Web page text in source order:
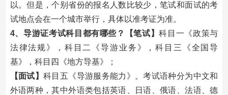
以。但是，个别省份的报名人数比较少，笔试和面试的考
试地点会在一个城市举行，具体以准考证为准。
4、导游证考试科目都有哪些？
【笔试】科目一《政策与
法律法规》，科目二《导游业务》，科目三《全国导
基》，科目四《地方导基》；
【面试】科目五《导游服务能力》。考试语种分为中文和
外语两种，其中外语类包括英语、日语、俄语、法语、德